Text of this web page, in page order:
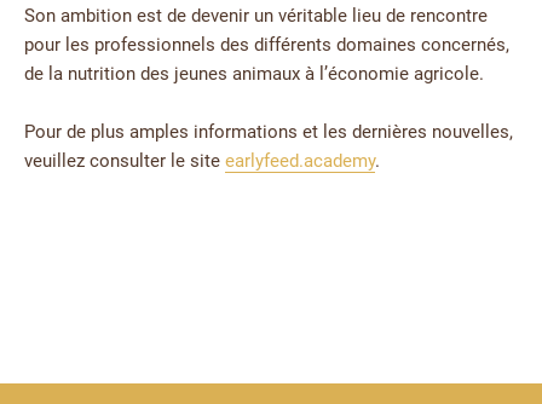
Son ambition est de devenir un véritable lieu de rencontre
pour les professionnels des différents domaines concernés,
de la nutrition des jeunes animaux à l’économie agricole.
Pour de plus amples informations et les dernières nouvelles,
veuillez consulter le site earlyfeed.academy.